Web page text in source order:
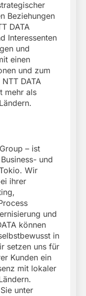
Beziehungen
DATA
Interessenten
und
einen
und zum
DATA
mehr als
– ist
und
Wir
ihrer
und
können
in
setzen uns für
Kunden ein
mit lokaler
unter